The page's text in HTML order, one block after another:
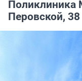
Поликлиника
Перовской, 38